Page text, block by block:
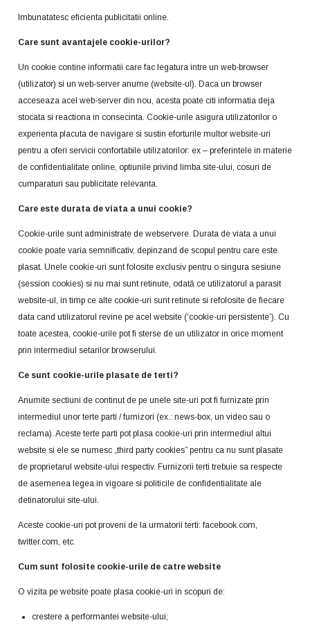
Imbunatatesc eficienta publicitatii online.
Care sunt avantajele cookie-urilor?
Un cookie contine informatii care fac legatura intre un web-browser
(utilizator) si un web-server anume (website-ul). Daca un browser
acceseaza acel web-server din nou, acesta poate citi informatia deja
stocata si reactiona in consecinta. Cookie-urile asigura utilizatorilor o
experienta placuta de navigare si sustin eforturile multor website-uri
pentru a oferi servicii confortabile utilizatorilor: ex – preferintele in materie
de confidentialitate online, optiunile privind limba site-ului, cosuri de
cumparaturi sau publicitate relevanta.
Care este durata de viata a unui cookie?
Cookie-urile sunt administrate de webservere. Durata de viata a unui
cookie poate varia semnificativ, depinzand de scopul pentru care este
plasat. Unele cookie-uri sunt folosite exclusiv pentru o singura sesiune
(session cookies) si nu mai sunt retinute, odată ce utilizatorul a parasit
website-ul, in timp ce alte cookie-uri sunt retinute si refolosite de fiecare
data cand utilizatorul revine pe acel website (‘cookie-uri persistente’). Cu
toate acestea, cookie-urile pot fi sterse de un utilizator in orice moment
prin intermediul setarilor browserului.
Ce sunt cookie-urile plasate de terti?
Anumite sectiuni de continut de pe unele site-uri pot fi furnizate prin
intermediul unor terte parti / furnizori (ex.: news-box, un video sau o
reclama). Aceste terte parti pot plasa cookie-uri prin intermediul altui
website si ele se numesc „third party cookies” pentru ca nu sunt plasate
de proprietarul website-ului respectiv. Furnizorii terti trebuie sa respecte
de asemenea legea in vigoare si politicile de confidentialitate ale
detinatorului site-ului.
Aceste cookie-uri pot proveni de la urmatorii terti: facebook.com,
twitter.com, etc.
Cum sunt folosite cookie-urile de catre website
O vizita pe website poate plasa cookie-uri in scopuri de:
crestere a performantei website-ului;